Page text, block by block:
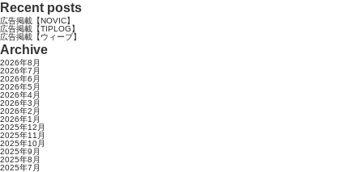
Recent posts
広告掲載【NOVIC】
広告掲載【TIPLOG】
広告掲載【ウィーブ】
Archive
2026年8月
2026年7月
2026年6月
2026年5月
2026年4月
2026年3月
2026年2月
2026年1月
2025年12月
2025年11月
2025年10月
2025年9月
2025年8月
2025年7月